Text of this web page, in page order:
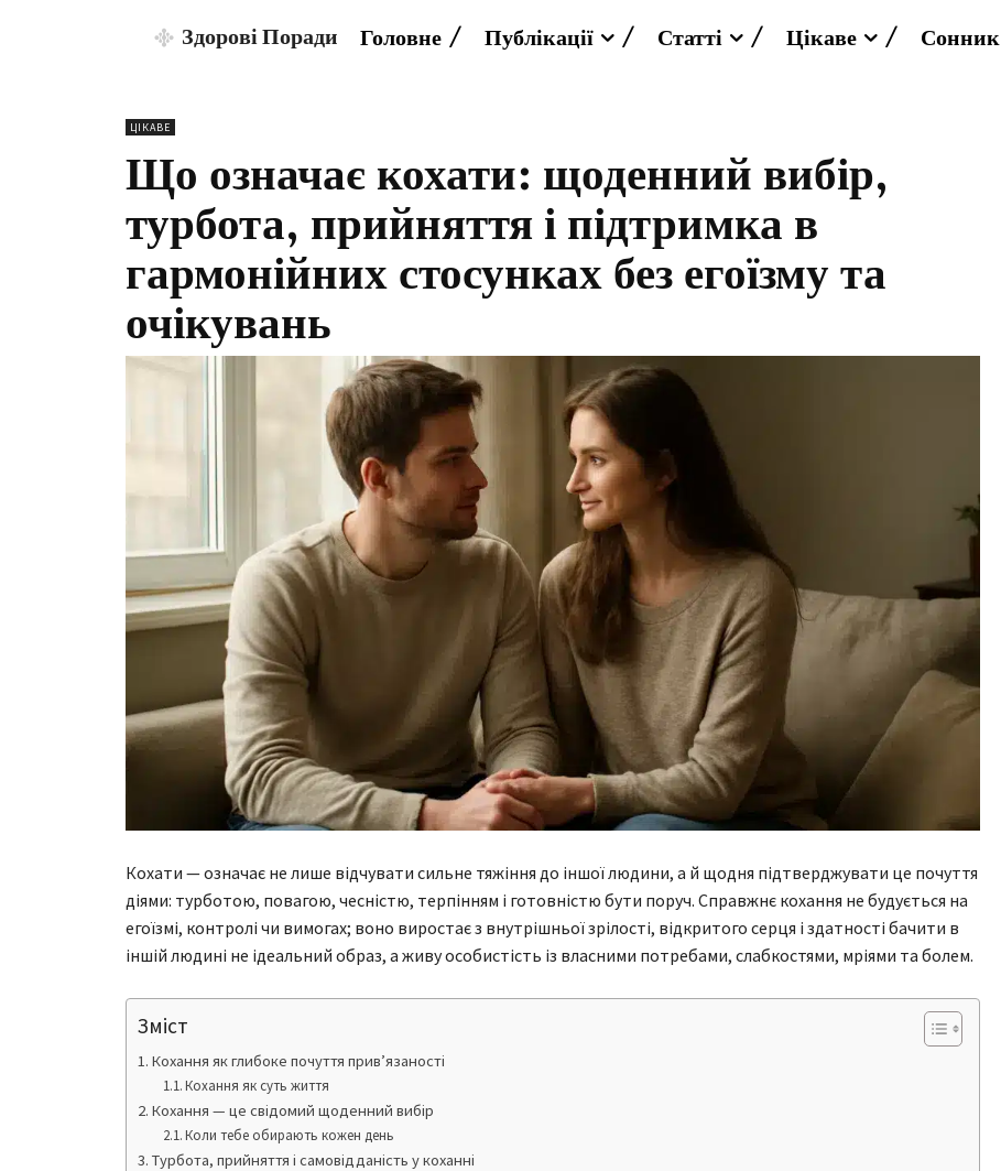
Здорові Поради Головне Публікації Статті Цікаве Сонник
ЦІКАВЕ
Що означає кохати: щоденний вибір,
турбота, прийняття і підтримка в
гармонійних стосунках без егоїзму та
очікувань
Кохати — означає не лише відчувати сильне тяжіння до іншої людини, а й щодня підтверджувати це почуття
діями: турботою, повагою, чесністю, терпінням і готовністю бути поруч. Справжнє кохання не будується на
егоїзмі, контролі чи вимогах; воно виростає з внутрішньої зрілості, відкритого серця і здатності бачити в
іншій людині не ідеальний образ, а живу особистість із власними потребами, слабкостями, мріями та болем.
Зміст
Кохання як глибоке почуття прив’язаності
Кохання як суть життя
Кохання — це свідомий щоденний вибір
Коли тебе обирають кожен день
Турбота, прийняття і самовідданість у коханні